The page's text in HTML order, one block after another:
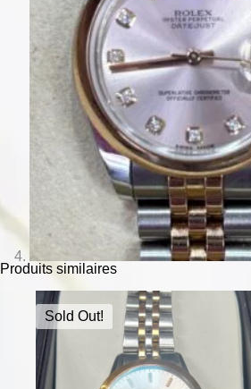
Produits similaires
Sold Out!